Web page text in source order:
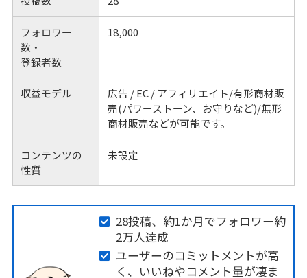
フォロワー
数・
登録者数
18,000
収益モデル
広告 / EC / アフィリエイト/有形商材販
売(パワーストーン、お守りなど)/無形
商材販売などが可能です。
コンテンツの
性質
未設定
28投稿、約1か月でフォロワー約
2万人達成
ユーザーのコミットメントが高
く、いいねやコメント量が凄ま